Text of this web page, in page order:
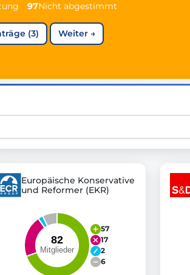
97Nicht abgestimmt
(3) Weiter→
Europäische Konservative
und Reformer (EKR)
57
17
2
6